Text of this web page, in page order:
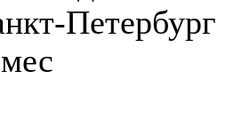
Петербург